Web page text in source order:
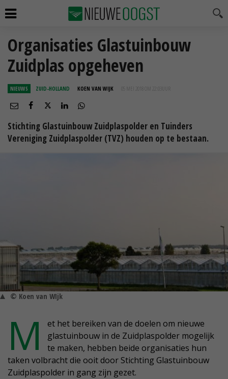
Organisaties Glastuinbouw
Zuidplas opgeheven
NIEUWS ZUID-HOLLAND KOEN VAN WIJK 05 MEI 2018 OM 22:03
Stichting Glastuinbouw Zuidplaspolder en Tuinders
Vereniging Zuidplaspolder (TVZ) houden op te bestaan.
© Koen van WIjk
M
et het bereiken van de doelen om nieuwe
glastuinbouw in de Zuidplaspolder mogelijk
te maken, hebben beide organisaties hun
taken volbracht die ooit door Stichting Glastuinbouw
Zuidplaspolder in gang zijn gezet.